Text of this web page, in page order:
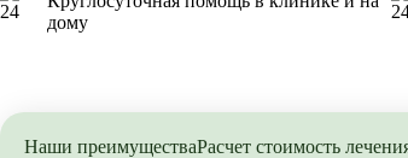
дому
Наши преимуществаРасчет стоимость